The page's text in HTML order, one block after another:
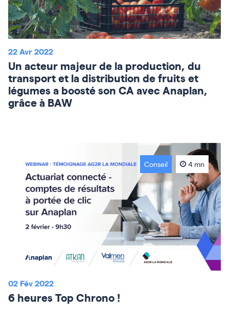
22 Avr 2022
Un acteur majeur de la production, du
transport et la distribution de fruits et
légumes a boosté son CA avec Anaplan,
grâce à BAW
Conseil 4 mn
02 Fév 2022
6 heures Top Chrono !